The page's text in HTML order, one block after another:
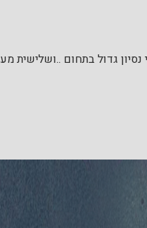
גדול בתחום ..ושלישית